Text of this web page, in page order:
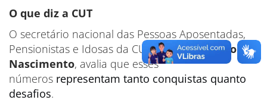
O que diz a CUT
O secretário nacional das Pessoas Aposentadas,
Pensionistas e Idosas da CUT,Ari Aloraldo do
Nascimento, avalia que esses
números representam tanto conquistas quanto
desafios.